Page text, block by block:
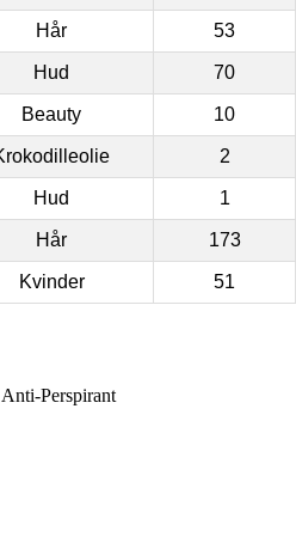
Hår 53
Hud 70
Beauty 10
2
Hud 1
Hår 173
Kvinder 51
Perspirant